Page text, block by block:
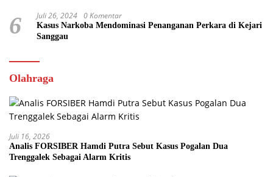
6 Juli 26, 2024 0 Komentar
Kasus Narkoba Mendominasi Penanganan Perkara di Kejari
Sanggau
Olahraga
Juli 16, 2026
Analis FORSIBER Hamdi Putra Sebut Kasus Pogalan Dua
Trenggalek Sebagai Alarm Kritis